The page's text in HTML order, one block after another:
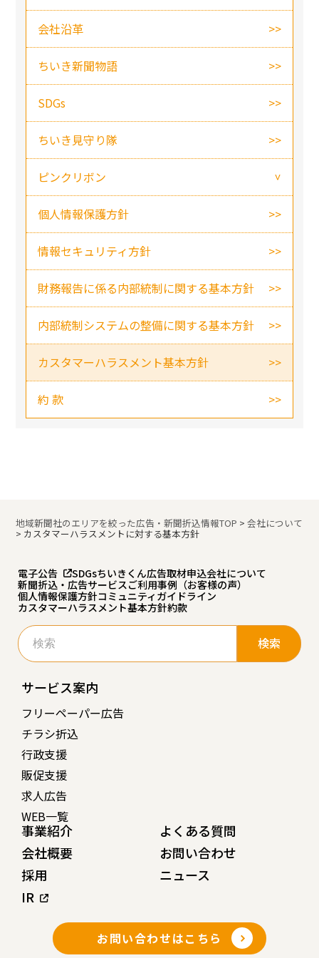
会社沿革
ちいき新聞物語
SDGs
ちいき見守り隊
ピンクリボン
個人情報保護方針
情報セキュリティ方針
財務報告に係る内部統制に関する基本方針
内部統制システムの整備に関する基本方針
カスタマーハラスメント基本方針
約 款
地域新聞社のエリアを絞った広告・新聞折込情報TOP >会社について
> カスタマーハラスメントに対する基本方針
電子公告 SDGsちいきくん広告取材申込会社について
新聞折込・広告サービスご利用事例（お客様の声）
個人情報保護方針コミュニティガイドライン
カスタマーハラスメント基本方針約款
検
索:
サービス案内
フリーペーパー広告
チラシ折込
行政支援
販促支援
求人広告
WEB一覧
事業紹介
会社概要
採用
IR
よくある質問
お問い合わせ
ニュース
お問い合わせはこちら